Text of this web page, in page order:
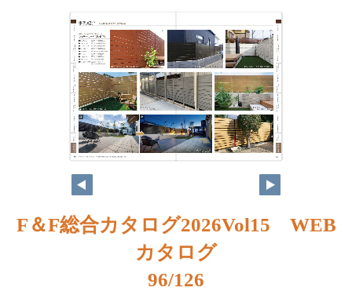
F＆F総合カタログ2026Vol15 WEB
カタログ
96/126